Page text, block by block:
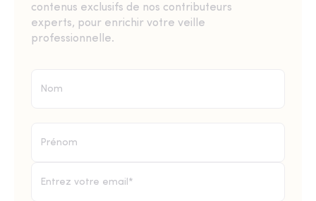
contenus exclusifs de nos contributeurs
experts, pour enrichir votre veille
professionnelle.